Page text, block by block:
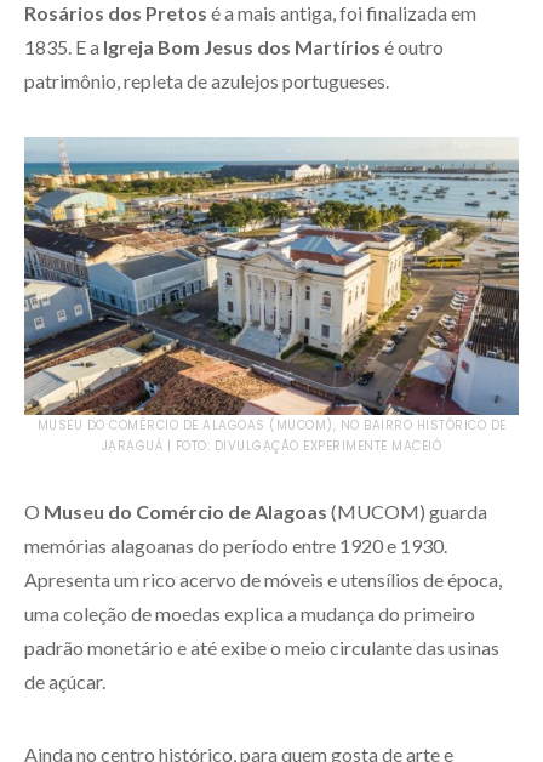
Rosários dos Pretos é a mais antiga, foi finalizada em
1835. E a Igreja Bom Jesus dos Martírios é outro
patrimônio, repleta de azulejos portugueses.
MUSEU DO COMÉRCIO DE ALAGOAS (MUCOM), NO BAIRRO HISTÓRICO DE
JARAGUÁ | FOTO: DIVULGAÇÃO EXPERIMENTE MACEIÓ
O Museu do Comércio de Alagoas (MUCOM) guarda
memórias alagoanas do período entre 1920 e 1930.
Apresenta um rico acervo de móveis e utensílios de época,
uma coleção de moedas explica a mudança do primeiro
padrão monetário e até exibe o meio circulante das usinas
de açúcar.
Ainda no centro histórico, para quem gosta de arte e